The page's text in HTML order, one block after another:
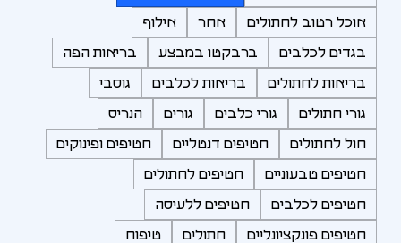
אוכל רטוב לחתולים אחר אילוף
בגדים לכלבים ברבקטו במבצע בריאות הפה
בריאות לחתולים בריאות לכלבים גוסבי
גורי חתולים גורי כלבים גורים הנריס
חול לחתולים חטיפים דנטליים חטיפים ופינוקים
חטיפים טבעוניים חטיפים לחתולים
חטיפים לכלבים חטיפים ללעיסה
חטיפים פונקציונליים חתולים טיפוח